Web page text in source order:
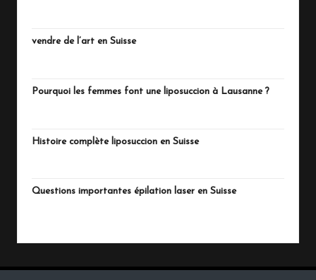
vendre de l’art en Suisse
Pourquoi les femmes font une liposuccion à Lausanne ?
Histoire complète liposuccion en Suisse
Questions importantes épilation laser en Suisse